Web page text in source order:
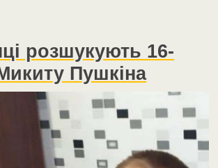
розшукують 16-
Пушкіна